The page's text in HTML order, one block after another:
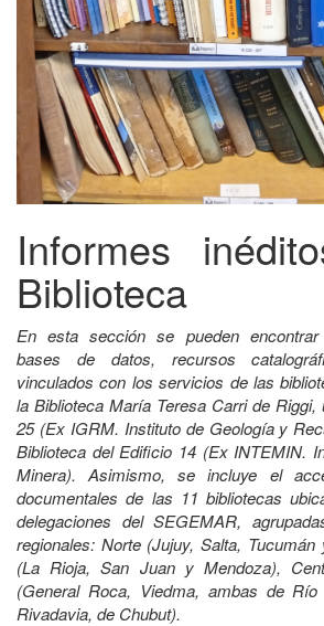
Informes
Biblioteca
En esta sección se pueden encontrar
bases de datos, recursos
vinculados con los servicios de las
la Biblioteca María Teresa Carri de
25 (Ex IGRM. Instituto de Geología y
Biblioteca del Edificio 14 (Ex INTEMIN.
Minera). Asimismo, se incluye el
documentales de las 11 bibliotecas
delegaciones del SEGEMAR,
regionales: Norte (Jujuy, Salta,
(La Rioja, San Juan y Mendoza),
(General Roca, Viedma, ambas de
Rivadavia, de Chubut).